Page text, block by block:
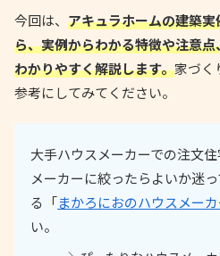
今回は、 アキュラホームの建築
ら、実例からわかる特徴や注意
わかりやすく解説します。家づく
参考にしてみてください。
大手ハウスメーカーでの注文
メーカーに絞ったらよいか迷
る「まかろにおのハウスメー
い。